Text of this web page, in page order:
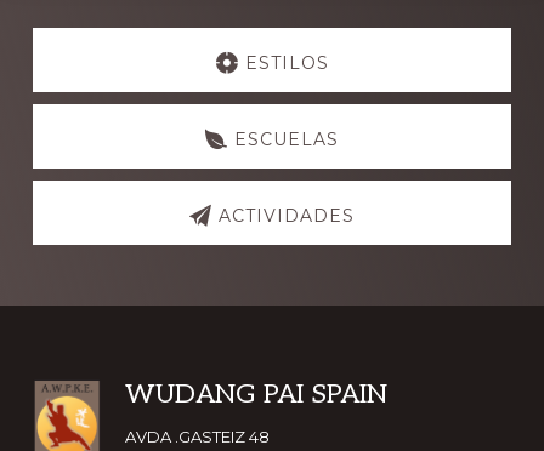
Explore
ESTILOS
ESCUELAS
ACTIVIDADES
Footer
WUDANG PAI SPAIN
AVDA .GASTEIZ 48